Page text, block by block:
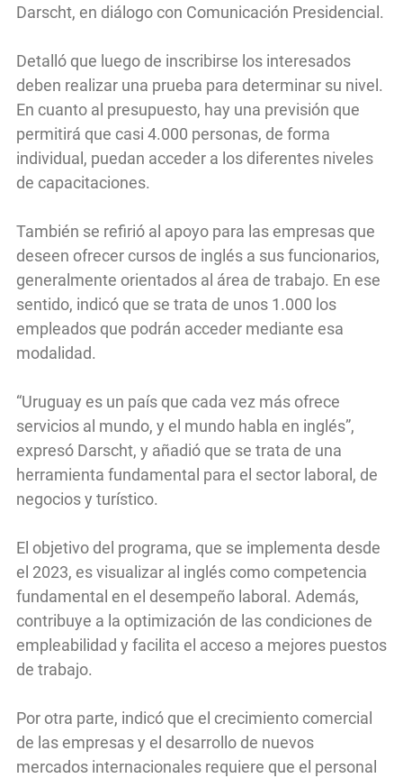
Darscht, en diálogo con Comunicación Presidencial.
Detalló que luego de inscribirse los interesados
deben realizar una prueba para determinar su nivel.
En cuanto al presupuesto, hay una previsión que
permitirá que casi 4.000 personas, de forma
individual, puedan acceder a los diferentes niveles
de capacitaciones.
También se refirió al apoyo para las empresas que
deseen ofrecer cursos de inglés a sus funcionarios,
generalmente orientados al área de trabajo. En ese
sentido, indicó que se trata de unos 1.000 los
empleados que podrán acceder mediante esa
modalidad.
“Uruguay es un país que cada vez más ofrece
servicios al mundo, y el mundo habla en inglés”,
expresó Darscht, y añadió que se trata de una
herramienta fundamental para el sector laboral, de
negocios y turístico.
El objetivo del programa, que se implementa desde
el 2023, es visualizar al inglés como competencia
fundamental en el desempeño laboral. Además,
contribuye a la optimización de las condiciones de
empleabilidad y facilita el acceso a mejores puestos
de trabajo.
Por otra parte, indicó que el crecimiento comercial
de las empresas y el desarrollo de nuevos
mercados internacionales requiere que el personal